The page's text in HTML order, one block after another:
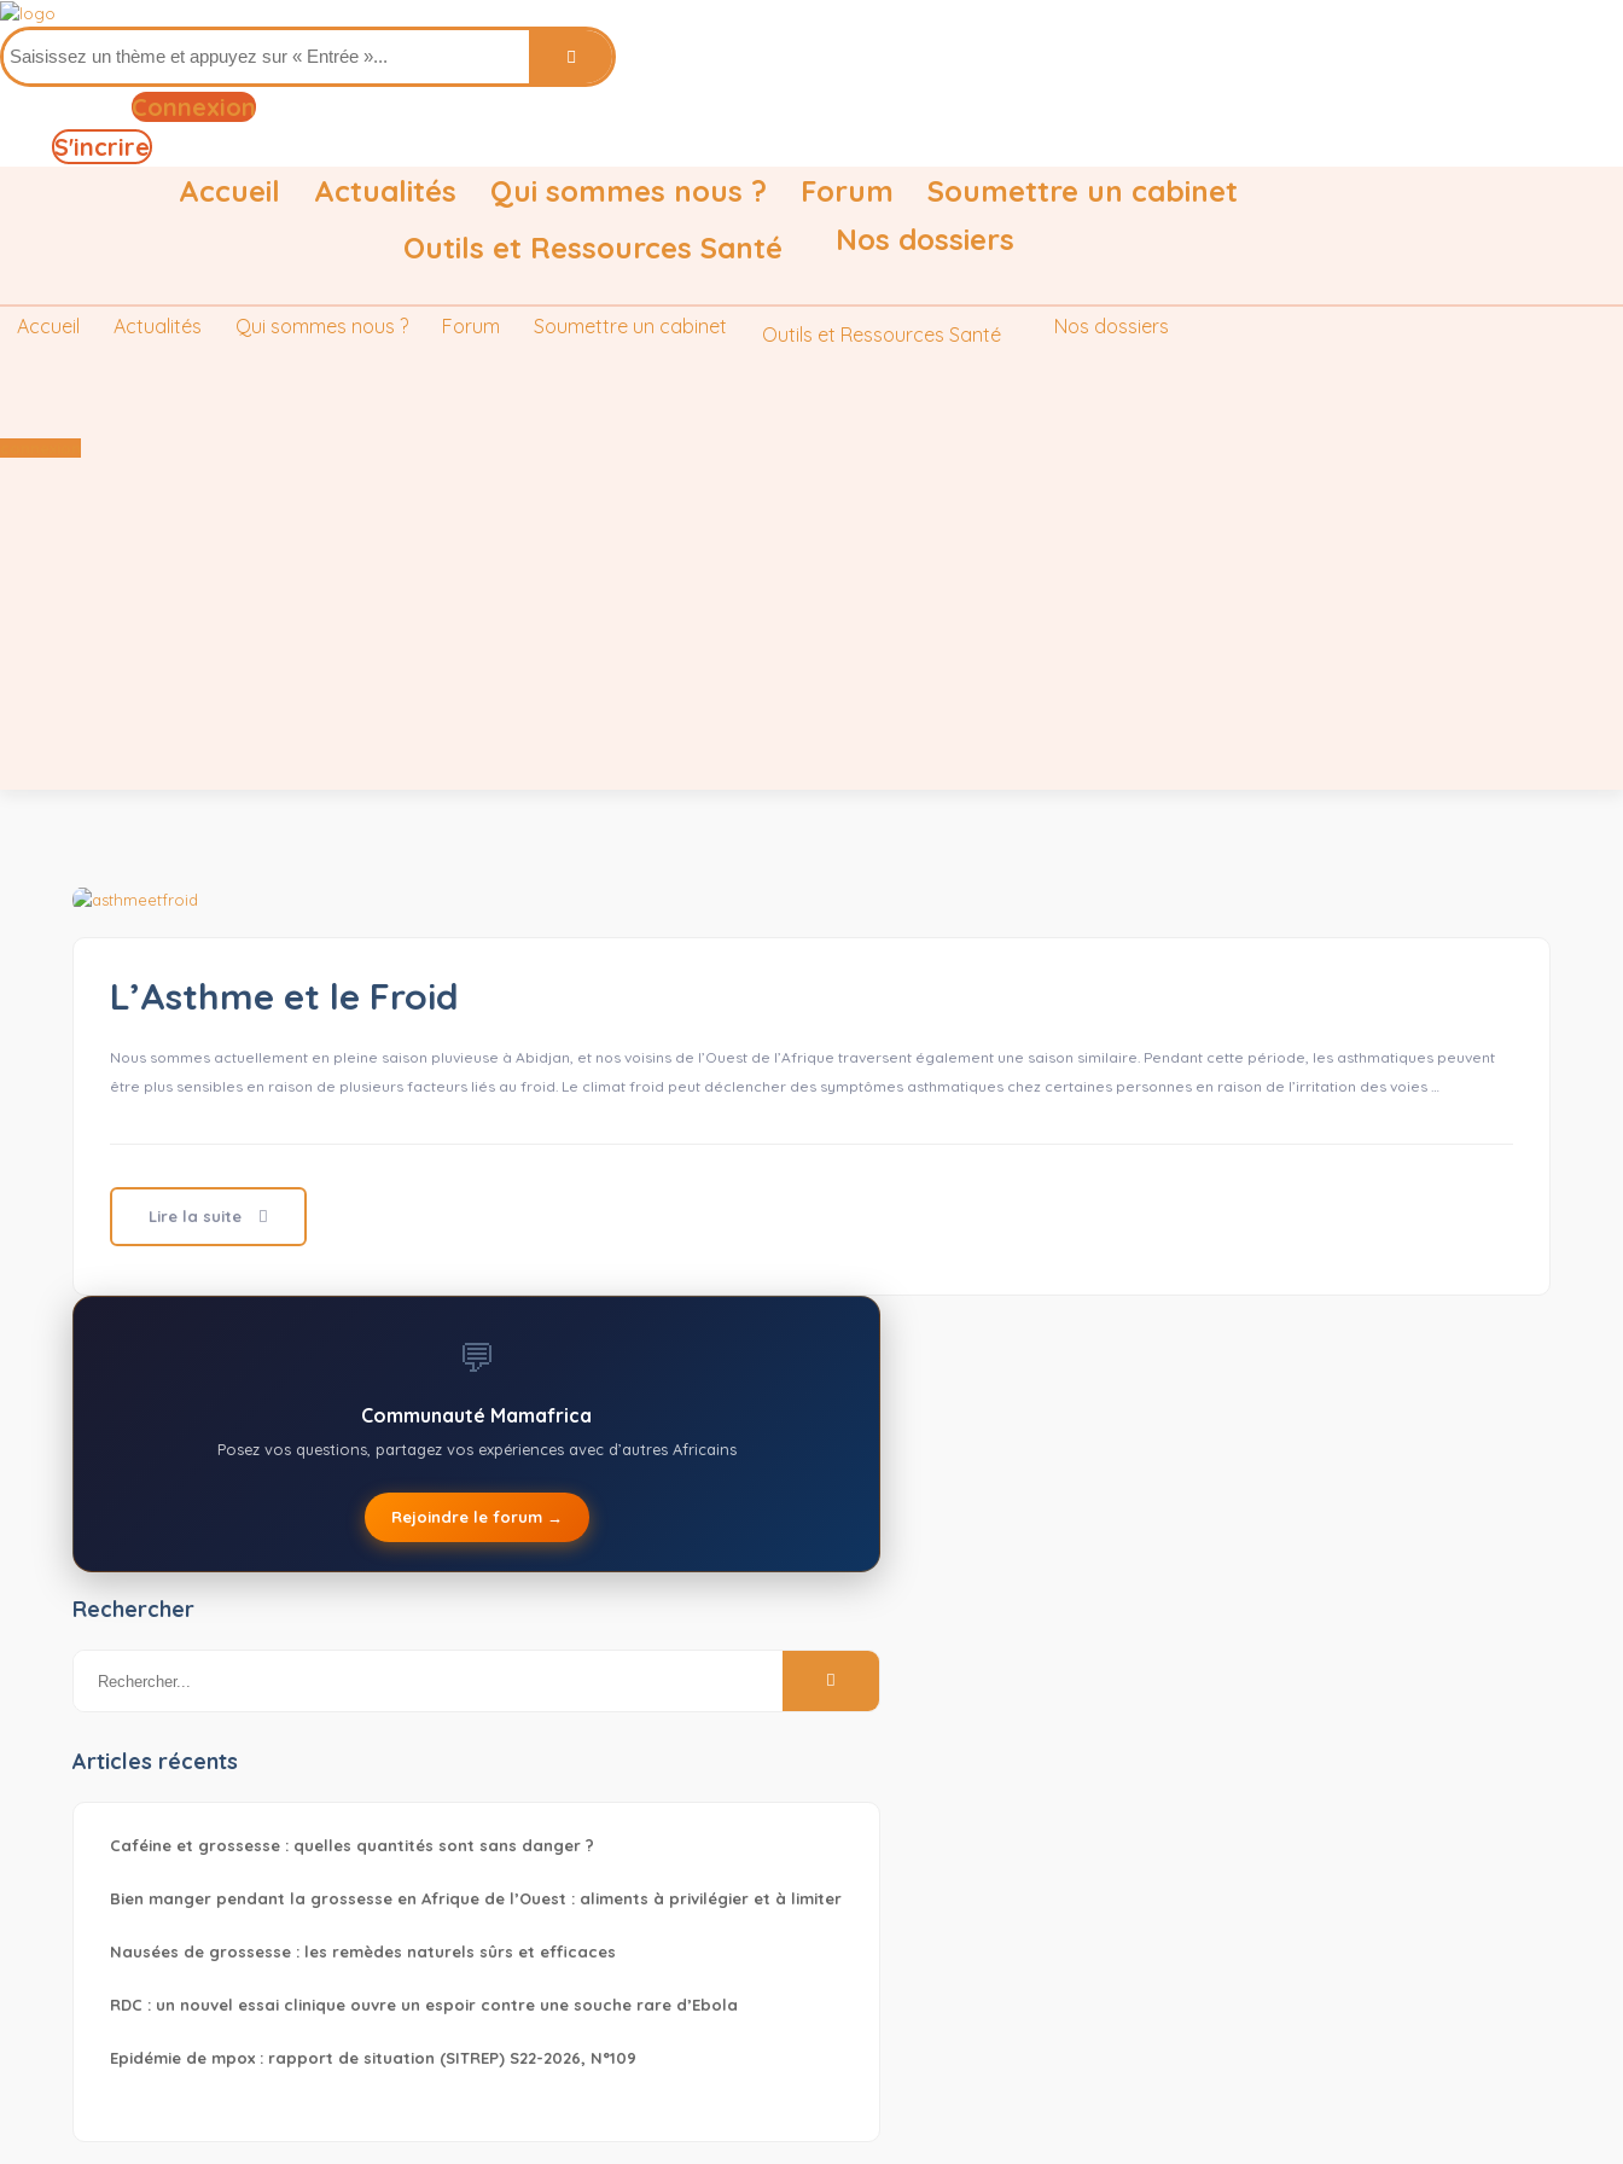
Connexion
S'incrire
Accueil Actualités Qui sommes nous ? Forum
Soumettre un cabinet
Outils et Ressources Santé
Nos dossiers
Accueil Actualités Qui sommes nous ? Forum Soumettre un cabinet Outils et Ressources Santé Nos dossiers
L’Asthme et le Froid
Nous sommes actuellement en pleine saison pluvieuse à Abidjan, et nos voisins de l’Ouest de l’Afrique traversent également une saison similaire. Pendant cette période, les asthmatiques peuvent
être plus sensibles en raison de plusieurs facteurs liés au froid. Le climat froid peut déclencher des symptômes asthmatiques chez certaines personnes en raison de l’irritation des voies …
Lire la suite
💬
Communauté Mamafrica
Posez vos questions, partagez vos expériences avec d’autres Africains
Rejoindre le forum →
Rechercher
Articles récents
Caféine et grossesse : quelles quantités sont sans danger ?
Bien manger pendant la grossesse en Afrique de l’Ouest : aliments à privilégier et à limiter
Nausées de grossesse : les remèdes naturels sûrs et efficaces
RDC : un nouvel essai clinique ouvre un espoir contre une souche rare d’Ebola
Epidémie de mpox : rapport de situation (SITREP) S22-2026, N°109